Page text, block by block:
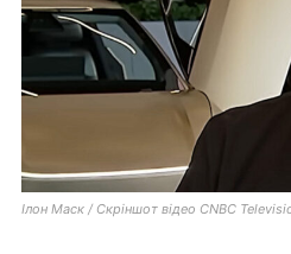
Ілон Маск / Скріншот відео CNBC